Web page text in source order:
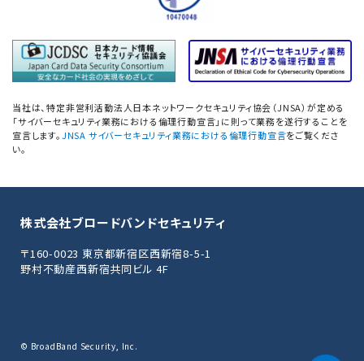
ネットワーク機器設定評価
データベース設定評価
「防衛産業サイバーセキュリティ基準」
PCI 準拠支援／オンサイト評価
／PCI 準拠維持支援
PCI DSSセキュリティセカンドオピニオン
PCI DSS Ver4.0.1 SAQ(D-SP)
記入例サンプル提供サービス
当社は、特定非営利活動法人日本ネットワークセキュリティ協会（JNSA）が定める
「サイバーセキュリティ業務における倫理行動宣言」に則って業務を遂行することを
宣言します。JNSA サイバーセキュリティ業務における倫理行動宣言をご覧くださ
い。
株式会社ブロードバンドセキュリティ
〒160-0023 東京都新宿区西新宿8-5-1
野村不動産西新宿共同ビル 4F
© BroadBand Security, Inc.